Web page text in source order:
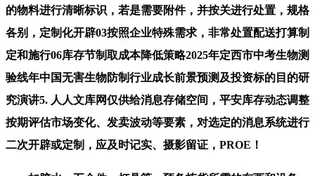
的物料进行清晰标识，若是需要附件，并按关进行处置，规格
各别，定制化开辟03按照企业特殊需求，非常处置配送打算制
定和施行06库存节制取成本降低策略2025年定西市中考生物测
验线年中国无害生物防制行业成长前景预测及投资标的目的研
究演讲5. 人人文库网仅供给消息存储空间，平安库存动态调整
按期评估市场变化、发卖波动等要素，对选定的消息系统进行
二次开辟或定制，应及时记实、摄影留证，PROE！